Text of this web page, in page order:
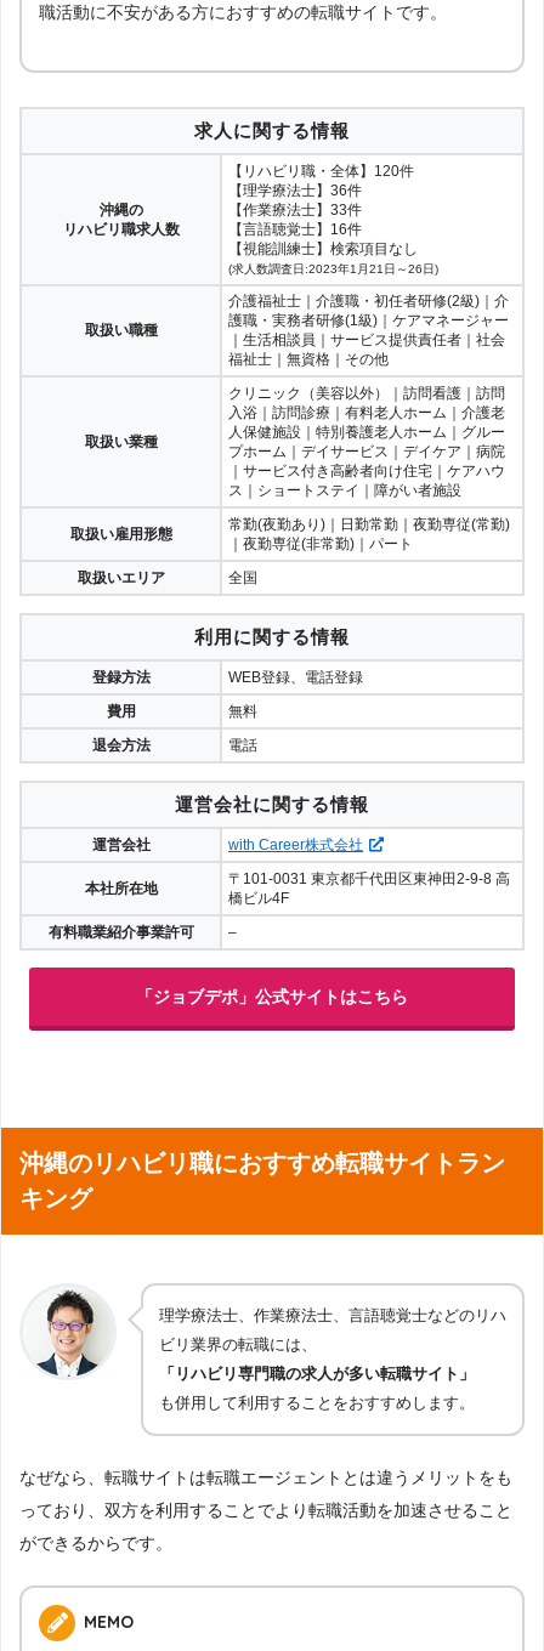
職活動に不安がある方におすすめの転職サイトです。
求人に関する情報
沖縄の
リハビリ職求人数
【リハビリ職・全体】120件
【理学療法士】36件
【作業療法士】33件
【言語聴覚士】16件
【視能訓練士】検索項目なし
(求人数調査日:2023年1月21日～26日)
取扱い職種
介護福祉士｜介護職・初任者研修(2級)｜介
護職・実務者研修(1級)｜ケアマネージャー
｜生活相談員｜サービス提供責任者｜社会
福祉士｜無資格｜その他
取扱い業種
クリニック（美容以外）｜訪問看護｜訪問
入浴｜訪問診療｜有料老人ホーム｜介護老
人保健施設｜特別養護老人ホーム｜グルー
プホーム｜デイサービス｜デイケア｜病院
｜サービス付き高齢者向け住宅｜ケアハウ
ス｜ショートステイ｜障がい者施設
取扱い雇用形態
常勤(夜勤あり)｜日勤常勤｜夜勤専従(常勤)
｜夜勤専従(非常勤)｜パート
取扱いエリア
全国
利用に関する情報
登録方法
WEB登録、電話登録
費用
無料
退会方法
電話
運営会社に関する情報
運営会社 with Career株式会社
本社所在地
〒101-0031 東京都千代田区東神田2-9-8 高
橋ビル4F
有料職業紹介事業許可
–
「ジョブデポ」公式サイトはこちら
沖縄のリハビリ職におすすめ転職サイトラン
キング
理学療法士、作業療法士、言語聴覚士などのリハ
ビリ業界の転職には、
「リハビリ専門職の求人が多い転職サイト」
も併用して利用することをおすすめします。
なぜなら、転職サイトは転職エージェントとは違うメリットをも
っており、双方を利用することでより転職活動を加速させること
ができるからです。
MEMO